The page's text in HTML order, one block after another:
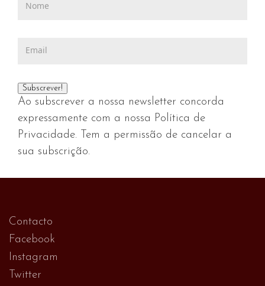
Ao subscrever a nossa newsletter concorda
expressamente com a nossa Política de
Privacidade. Tem a permissão de cancelar a
sua subscrição.
Contacto
Facebook
Instagram
Twitter